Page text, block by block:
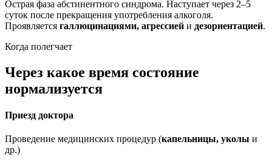
Острая фаза абстинентного синдрома. Наступает через 2–5
суток после прекращения употребления алкоголя.
Проявляется галлюцинациями, агрессией и дезориентацией.
Когда полегчает
Через какое время состояние
нормализуется
Приезд доктора
Проведение медицинских процедур (капельницы, уколы и
др.)